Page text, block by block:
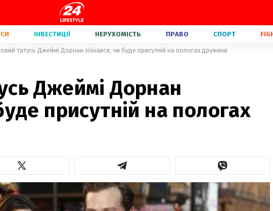
ІНВЕСТИЦІЇ НЕРУХОМІСТЬ ПРАВО СПОРТ
татусь Джеймі Дорнан зізнався, чи буде присутній на пологах дружини
Джеймі Дорнан
присутній на пологах